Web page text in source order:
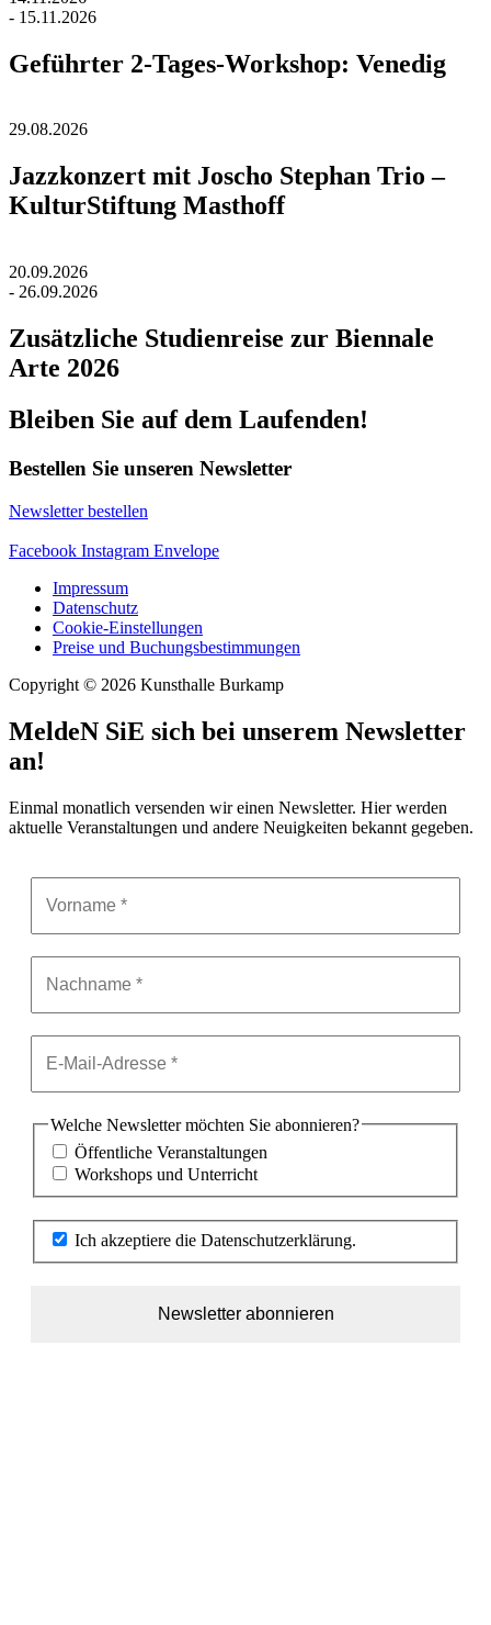
- 15.11.2026
Geführter 2-Tages-Workshop: Venedig
29.08.2026
Jazzkonzert mit Joscho Stephan Trio –
KulturStiftung Masthoff
20.09.2026
- 26.09.2026
Zusätzliche Studienreise zur Biennale
Arte 2026
Bleiben Sie auf dem Laufenden!
Bestellen Sie unseren Newsletter
Newsletter bestellen
Facebook Instagram Envelope
Impressum
Datenschutz
Cookie-Einstellungen
Preise und Buchungsbestimmungen
Copyright © 2026 Kunsthalle Burkamp
MeldeN SiE sich bei unserem Newsletter
an!
Einmal monatlich versenden wir einen Newsletter. Hier werden
aktuelle Veranstaltungen und andere Neuigkeiten bekannt gegeben.
Welche Newsletter möchten Sie abonnieren?
Öffentliche Veranstaltungen
Workshops und Unterricht
Ich akzeptiere die Datenschutzerklärung.